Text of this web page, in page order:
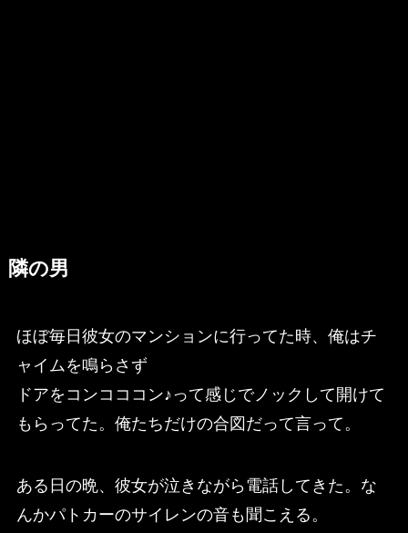
隣の男
ほぼ毎日彼女のマンションに行ってた時、俺はチ
ャイムを鳴らさず
ドアをコンコココン♪って感じでノックして開けて
もらってた。俺たちだけの合図だって言って。
ある日の晩、彼女が泣きながら電話してきた。な
んかパトカーのサイレンの音も聞こえる。